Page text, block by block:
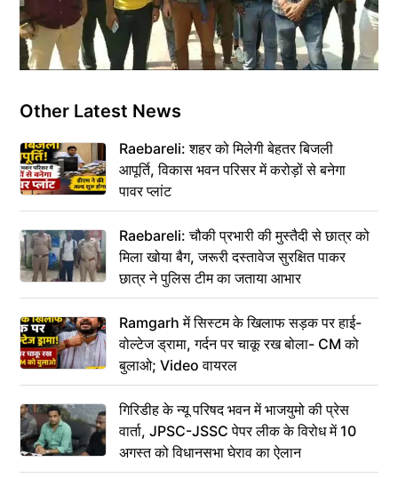
Other Latest News
Raebareli: शहर को मिलेगी बेहतर बिजली
आपूर्ति, विकास भवन परिसर में करोड़ों से बनेगा
पावर प्लांट
Raebareli: चौकी प्रभारी की मुस्तैदी से छात्र को
मिला खोया बैग, जरूरी दस्तावेज सुरक्षित पाकर
छात्र ने पुलिस टीम का जताया आभार
Ramgarh में सिस्टम के खिलाफ सड़क पर हाई-
वोल्टेज ड्रामा, गर्दन पर चाकू रख बोला- CM को
बुलाओ; Video वायरल
गिरिडीह के न्यू परिषद भवन में भाजयुमो की प्रेस
वार्ता, JPSC-JSSC पेपर लीक के विरोध में 10
अगस्त को विधानसभा घेराव का ऐलान